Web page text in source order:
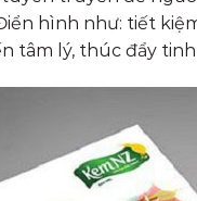
hình như: tiết
tâm lý, thúc đẩy